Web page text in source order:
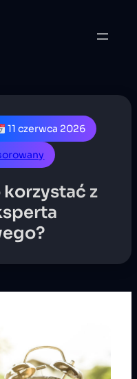
11 czerwca 2026
z